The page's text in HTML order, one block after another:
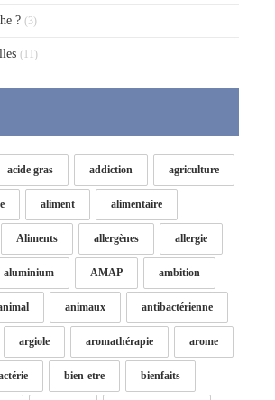
? (3)
(11)
acide gras addiction agriculture
aliment alimentaire
Aliments allergènes allergie
aluminium AMAP ambition
animaux antibactérienne
argiole aromathérapie arome
bien-etre bienfaits